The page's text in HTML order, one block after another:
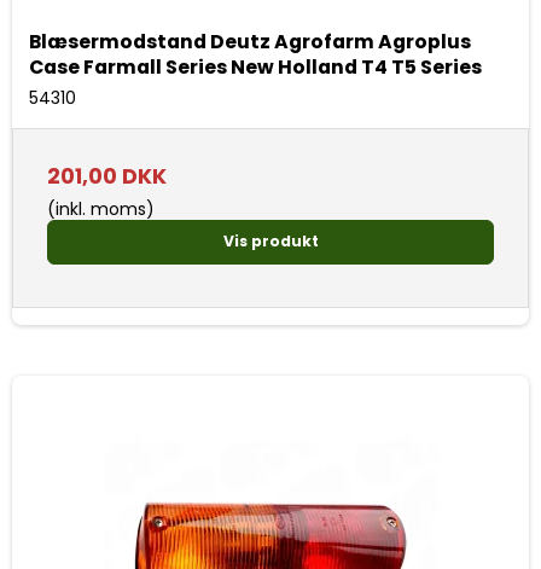
Blæsermodstand Deutz Agrofarm Agroplus
Case Farmall Series New Holland T4 T5 Series
54310
201,00 DKK
(inkl. moms)
Vis produkt